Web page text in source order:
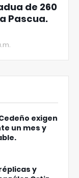
de 260
Pascua.
exigen
un mes y
y